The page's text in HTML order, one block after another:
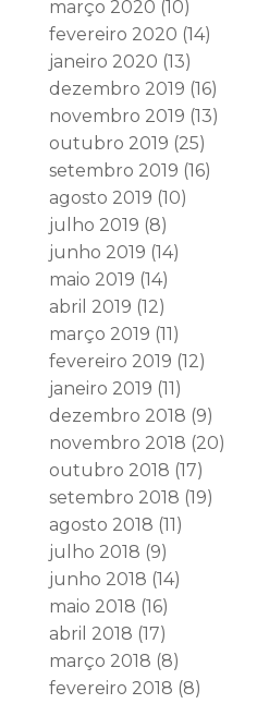
março 2020 (10)
fevereiro 2020 (14)
janeiro 2020 (13)
dezembro 2019 (16)
novembro 2019 (13)
outubro 2019 (25)
setembro 2019 (16)
agosto 2019 (10)
julho 2019 (8)
junho 2019 (14)
maio 2019 (14)
abril 2019 (12)
março 2019 (11)
fevereiro 2019 (12)
janeiro 2019 (11)
dezembro 2018 (9)
novembro 2018 (20)
outubro 2018 (17)
setembro 2018 (19)
agosto 2018 (11)
julho 2018 (9)
junho 2018 (14)
maio 2018 (16)
abril 2018 (17)
março 2018 (8)
fevereiro 2018 (8)